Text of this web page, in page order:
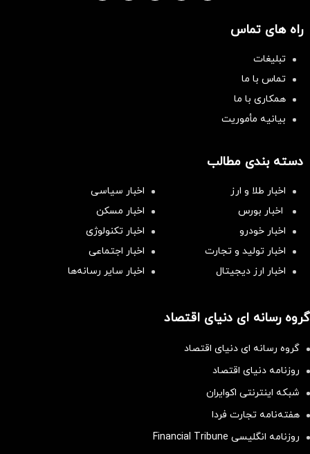
راه های تماس
تبلیغات
تماس با ما
همکاری با ما
بیانیه مأموریت
دسته بندی مطالب
اخبار طلا و ارز
اخبار سیاسی
اخبار بورس
اخبار مسکن
اخبار خودرو
اخبار تکنولوژی
اخبار تولید و تجارت
اخبار اجتماعی
اخبار ارز دیجیتال
اخبار سایر رسانه‌‌ها
گروه رسانه ای دنیای اقتصاد
گروه رسانه ای دنیای اقتصاد
روزنامه دنیای اقتصاد
شبکه اینترنتی اکوایران
هفته‌نامه تجارت فردا
روزنامه انگلیسی Financial Tribune